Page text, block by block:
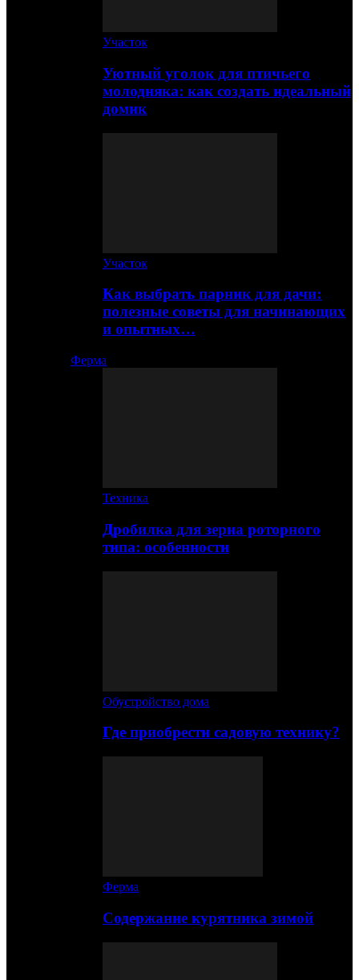
Участок
Уютный уголок для птичьего
молодняка: как создать идеальный
домик
Участок
Как выбрать парник для дачи:
полезные советы для начинающих
и опытных…
Ферма
Техника
Дробилка для зерна роторного
типа: особенности
Обустройство дома
Где приобрести садовую технику?
Ферма
Содержание курятника зимой